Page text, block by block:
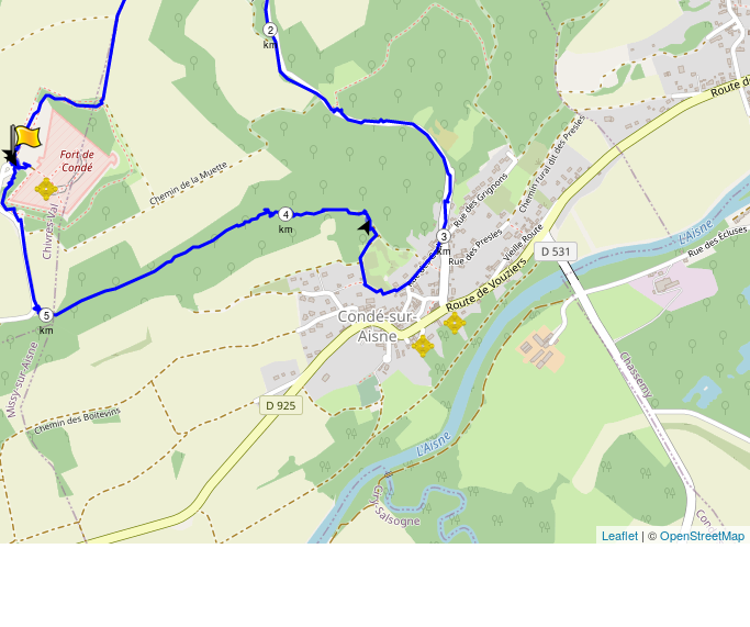
➤
➤
➤
4
km
2
km
3
km
5
km
Leaflet | ©OpenStreetMap